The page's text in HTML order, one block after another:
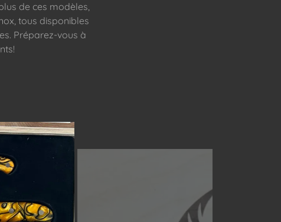
de ces modèles,
tous disponibles
Préparez-vous à